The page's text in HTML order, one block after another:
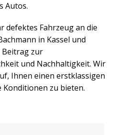
Autos.
defektes Fahrzeug an die
in Kassel und
Beitrag zur
und Nachhaltigkeit. Wir
Ihnen einen erstklassigen
Konditionen zu bieten.